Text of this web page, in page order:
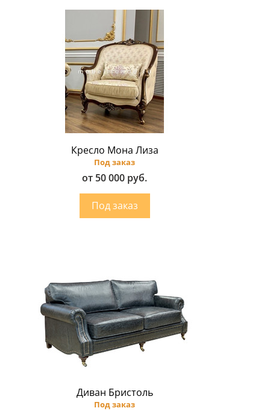
Кресло Мона Лиза
Под заказ
от 50 000 руб.
Диван Бристоль
Под заказ